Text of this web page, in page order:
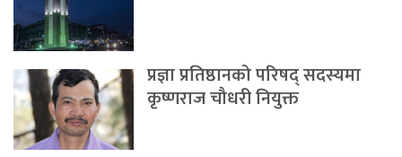
प्रज्ञा प्रतिष्ठानको परिषद् सदस्यमा
कृष्णराज चौधरी नियुक्त